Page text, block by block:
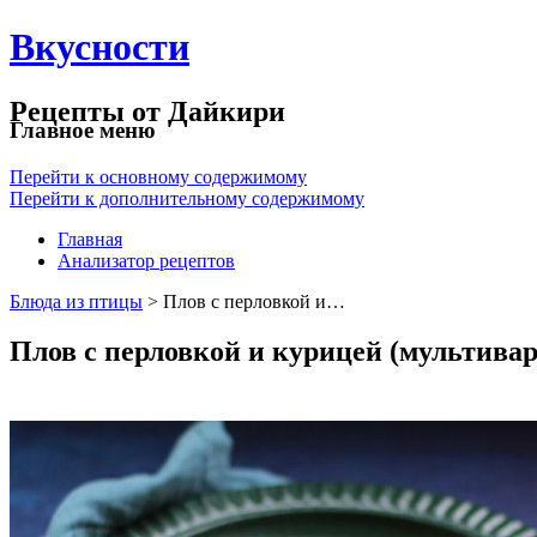
Вкусности
Рецепты от Дайкири
Главное меню
Перейти к основному содержимому
Перейти к дополнительному содержимому
Главная
Анализатор рецептов
Блюда из птицы > Плов с перловкой и…
Плов с перловкой и курицей